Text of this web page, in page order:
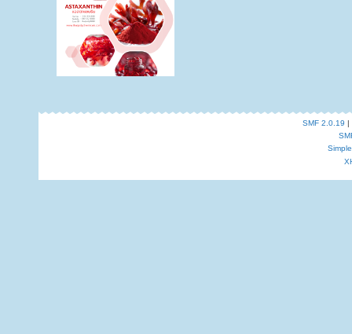
SMF 2.0.19 |